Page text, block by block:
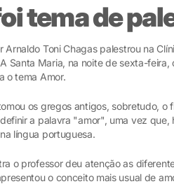
tema de
Arnaldo Toni Chagas palestrou na
Santa Maria, na noite de sexta-
o tema Amor.
os gregos antigos, sobretudo, o
a palavra "amor", uma vez
língua portuguesa.
o professor deu atenção as
o conceito mais usual de